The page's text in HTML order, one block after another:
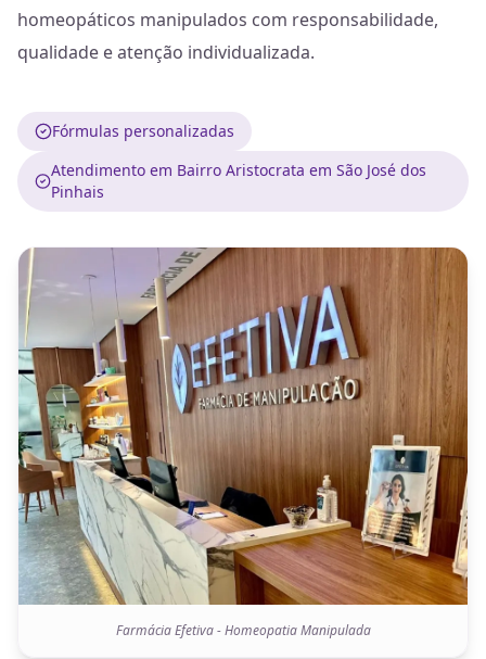
homeopáticos manipulados com responsabilidade,
qualidade e atenção individualizada.
Fórmulas personalizadas
Atendimento em Bairro Aristocrata em São José dos
Pinhais
Farmácia Efetiva - Homeopatia Manipulada